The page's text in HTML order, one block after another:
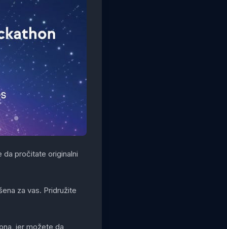
da pročitate originalni
za vas. Pridružite
jer možete da